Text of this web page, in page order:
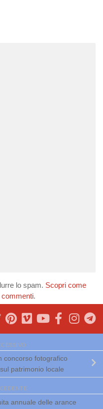
lo spam. Scopri come
commenti.
concorso fotografico
patrimonio locale
annuale delle arance